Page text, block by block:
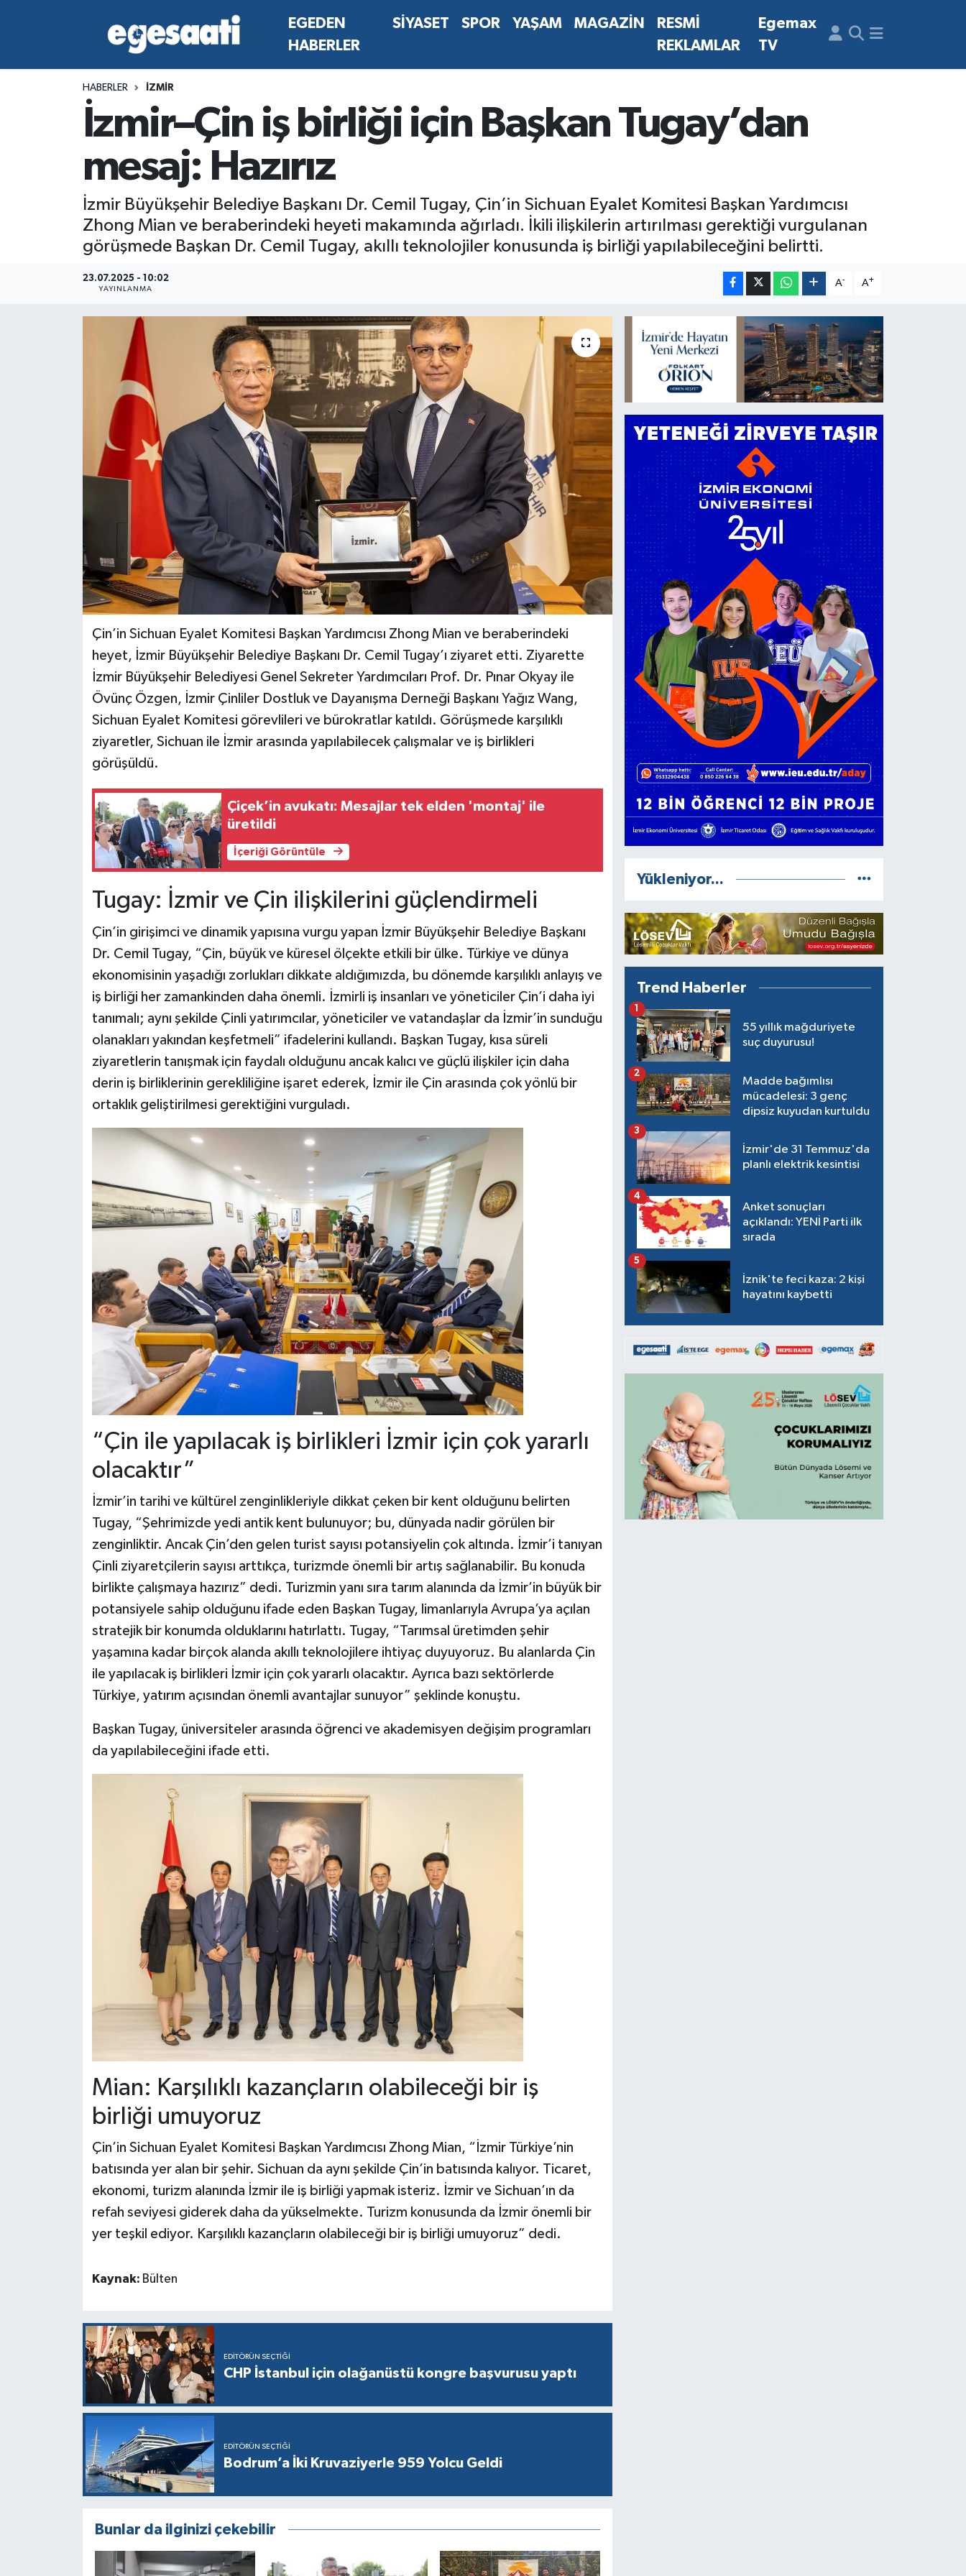
EGEDEN
HABERLER
SİYASET SPOR YAŞAM MAGAZİN
RESMİ
REKLAMLAR
Egemax
TV
HABERLER İZMİR
İzmir–Çin iş birliği için Başkan Tugay’dan
mesaj: Hazırız
İzmir Büyükşehir Belediye Başkanı Dr. Cemil Tugay, Çin’in Sichuan Eyalet Komitesi Başkan Yardımcısı
Zhong Mian ve beraberindeki heyeti makamında ağırladı. İkili ilişkilerin artırılması gerektiği vurgulanan
görüşmede Başkan Dr. Cemil Tugay, akıllı teknolojiler konusunda iş birliği yapılabileceğini belirtti.
23.07.2025 - 10:02
YAYINLANMA
A- A+
Çin’in Sichuan Eyalet Komitesi Başkan Yardımcısı Zhong Mian ve beraberindeki
heyet, İzmir Büyükşehir Belediye Başkanı Dr. Cemil Tugay’ı ziyaret etti. Ziyarette
İzmir Büyükşehir Belediyesi Genel Sekreter Yardımcıları Prof. Dr. Pınar Okyay ile
Övünç Özgen, İzmir Çinliler Dostluk ve Dayanışma Derneği Başkanı Yağız Wang,
Sichuan Eyalet Komitesi görevlileri ve bürokratlar katıldı. Görüşmede karşılıklı
ziyaretler, Sichuan ile İzmir arasında yapılabilecek çalışmalar ve iş birlikleri
görüşüldü.
Çiçek’in avukatı: Mesajlar tek elden 'montaj' ile
üretildi
İçeriği Görüntüle
Tugay: İzmir ve Çin ilişkilerini güçlendirmeli
Çin’in girişimci ve dinamik yapısına vurgu yapan İzmir Büyükşehir Belediye Başkanı
Dr. Cemil Tugay, “Çin, büyük ve küresel ölçekte etkili bir ülke. Türkiye ve dünya
ekonomisinin yaşadığı zorlukları dikkate aldığımızda, bu dönemde karşılıklı anlayış ve
iş birliği her zamankinden daha önemli. İzmirli iş insanları ve yöneticiler Çin’i daha iyi
tanımalı; aynı şekilde Çinli yatırımcılar, yöneticiler ve vatandaşlar da İzmir’in sunduğu
olanakları yakından keşfetmeli” ifadelerini kullandı. Başkan Tugay, kısa süreli
ziyaretlerin tanışmak için faydalı olduğunu ancak kalıcı ve güçlü ilişkiler için daha
derin iş birliklerinin gerekliliğine işaret ederek, İzmir ile Çin arasında çok yönlü bir
ortaklık geliştirilmesi gerektiğini vurguladı.
“Çin ile yapılacak iş birlikleri İzmir için çok yararlı
olacaktır”
İzmir’in tarihi ve kültürel zenginlikleriyle dikkat çeken bir kent olduğunu belirten
Tugay, “Şehrimizde yedi antik kent bulunuyor; bu, dünyada nadir görülen bir
zenginliktir. Ancak Çin’den gelen turist sayısı potansiyelin çok altında. İzmir’i tanıyan
Çinli ziyaretçilerin sayısı arttıkça, turizmde önemli bir artış sağlanabilir. Bu konuda
birlikte çalışmaya hazırız” dedi. Turizmin yanı sıra tarım alanında da İzmir’in büyük bir
potansiyele sahip olduğunu ifade eden Başkan Tugay, limanlarıyla Avrupa’ya açılan
stratejik bir konumda olduklarını hatırlattı. Tugay, “Tarımsal üretimden şehir
yaşamına kadar birçok alanda akıllı teknolojilere ihtiyaç duyuyoruz. Bu alanlarda Çin
ile yapılacak iş birlikleri İzmir için çok yararlı olacaktır. Ayrıca bazı sektörlerde
Türkiye, yatırım açısından önemli avantajlar sunuyor” şeklinde konuştu.
Başkan Tugay, üniversiteler arasında öğrenci ve akademisyen değişim programları
da yapılabileceğini ifade etti.
Mian: Karşılıklı kazançların olabileceği bir iş
birliği umuyoruz
Çin’in Sichuan Eyalet Komitesi Başkan Yardımcısı Zhong Mian, “İzmir Türkiye’nin
batısında yer alan bir şehir. Sichuan da aynı şekilde Çin’in batısında kalıyor. Ticaret,
ekonomi, turizm alanında İzmir ile iş birliği yapmak isteriz. İzmir ve Sichuan’ın da
refah seviyesi giderek daha da yükselmekte. Turizm konusunda da İzmir önemli bir
yer teşkil ediyor. Karşılıklı kazançların olabileceği bir iş birliği umuyoruz” dedi.
Kaynak: Bülten
EDITÖRÜN SEÇTIĞI
CHP İstanbul için olağanüstü kongre başvurusu yaptı
EDITÖRÜN SEÇTIĞI
Bodrum’a İki Kruvaziyerle 959 Yolcu Geldi
Bunlar da ilginizi çekebilir
Yükleniyor...
Trend Haberler
55 yıllık mağduriyete
suç duyurusu!
1
Madde bağımlısı
mücadelesi: 3 genç
dipsiz kuyudan kurtuldu
2
İzmir'de 31 Temmuz'da
planlı elektrik kesintisi
3
Anket sonuçları
açıklandı: YENİ Parti ilk
sırada
4
İznik'te feci kaza: 2 kişi
hayatını kaybetti
5
MAGAZİN
RESMİ REKLAMLAR
EGEDEN HABERLER
SİYASET
MAGAZİN
RESMİ REKLAMLAR
Egemax TV
Trafik Durumu
Süper Lig Puan Durumu ve Fikstür
Tüm Manşetler
Son Dakika Haberleri
Haber Arşivi